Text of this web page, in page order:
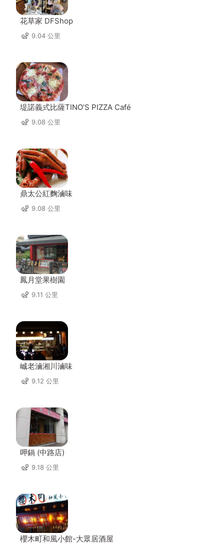
花草家 DFShop
9.04 公里
堤諾義式比薩TINO’S PIZZA Café
9.08 公里
鼎太公紅麴滷味
9.08 公里
鳳月堂果樹園
9.11 公里
峸老滷湘川滷味
9.12 公里
呷鍋 (中路店)
9.18 公里
櫻木町和風小館-大眾居酒屋